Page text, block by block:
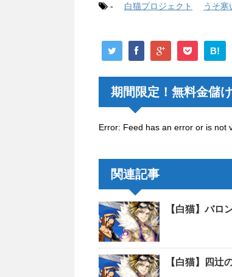
- 白猫プロジェクト うそ寒
B!
期間限定！無料金儲
Error: Feed has an error or is not
関連記事
【白猫】バ
【白猫】四